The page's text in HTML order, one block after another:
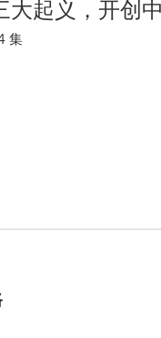
大起义，开创
集